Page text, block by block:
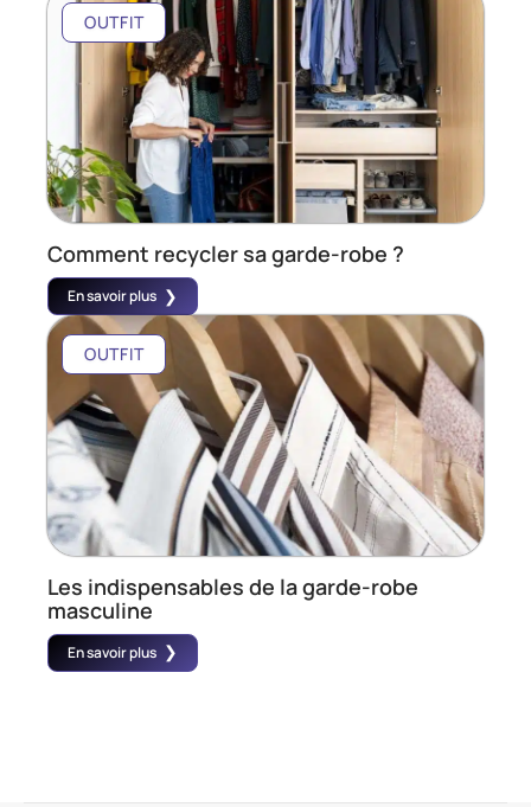
OUTFIT
Comment recycler sa garde-robe ?
En savoir plus
OUTFIT
Les indispensables de la garde-robe
masculine
En savoir plus